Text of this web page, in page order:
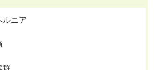
ルニア
群